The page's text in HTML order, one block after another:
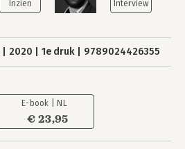
2020 1e druk 9789024426355
E-book | NL
€ 23,95